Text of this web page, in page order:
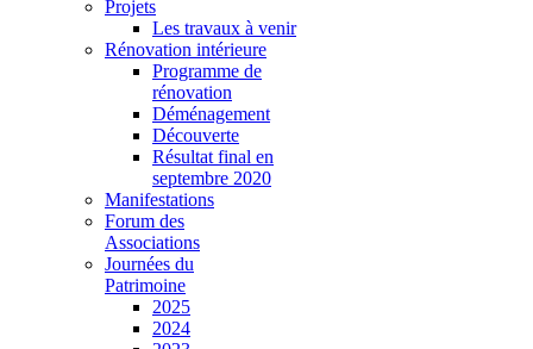
Projets
Les travaux à venir
Rénovation intérieure
Programme de
rénovation
Déménagement
Découverte
Résultat final en
septembre 2020
Manifestations
Forum des
Associations
Journées du
Patrimoine
2025
2024